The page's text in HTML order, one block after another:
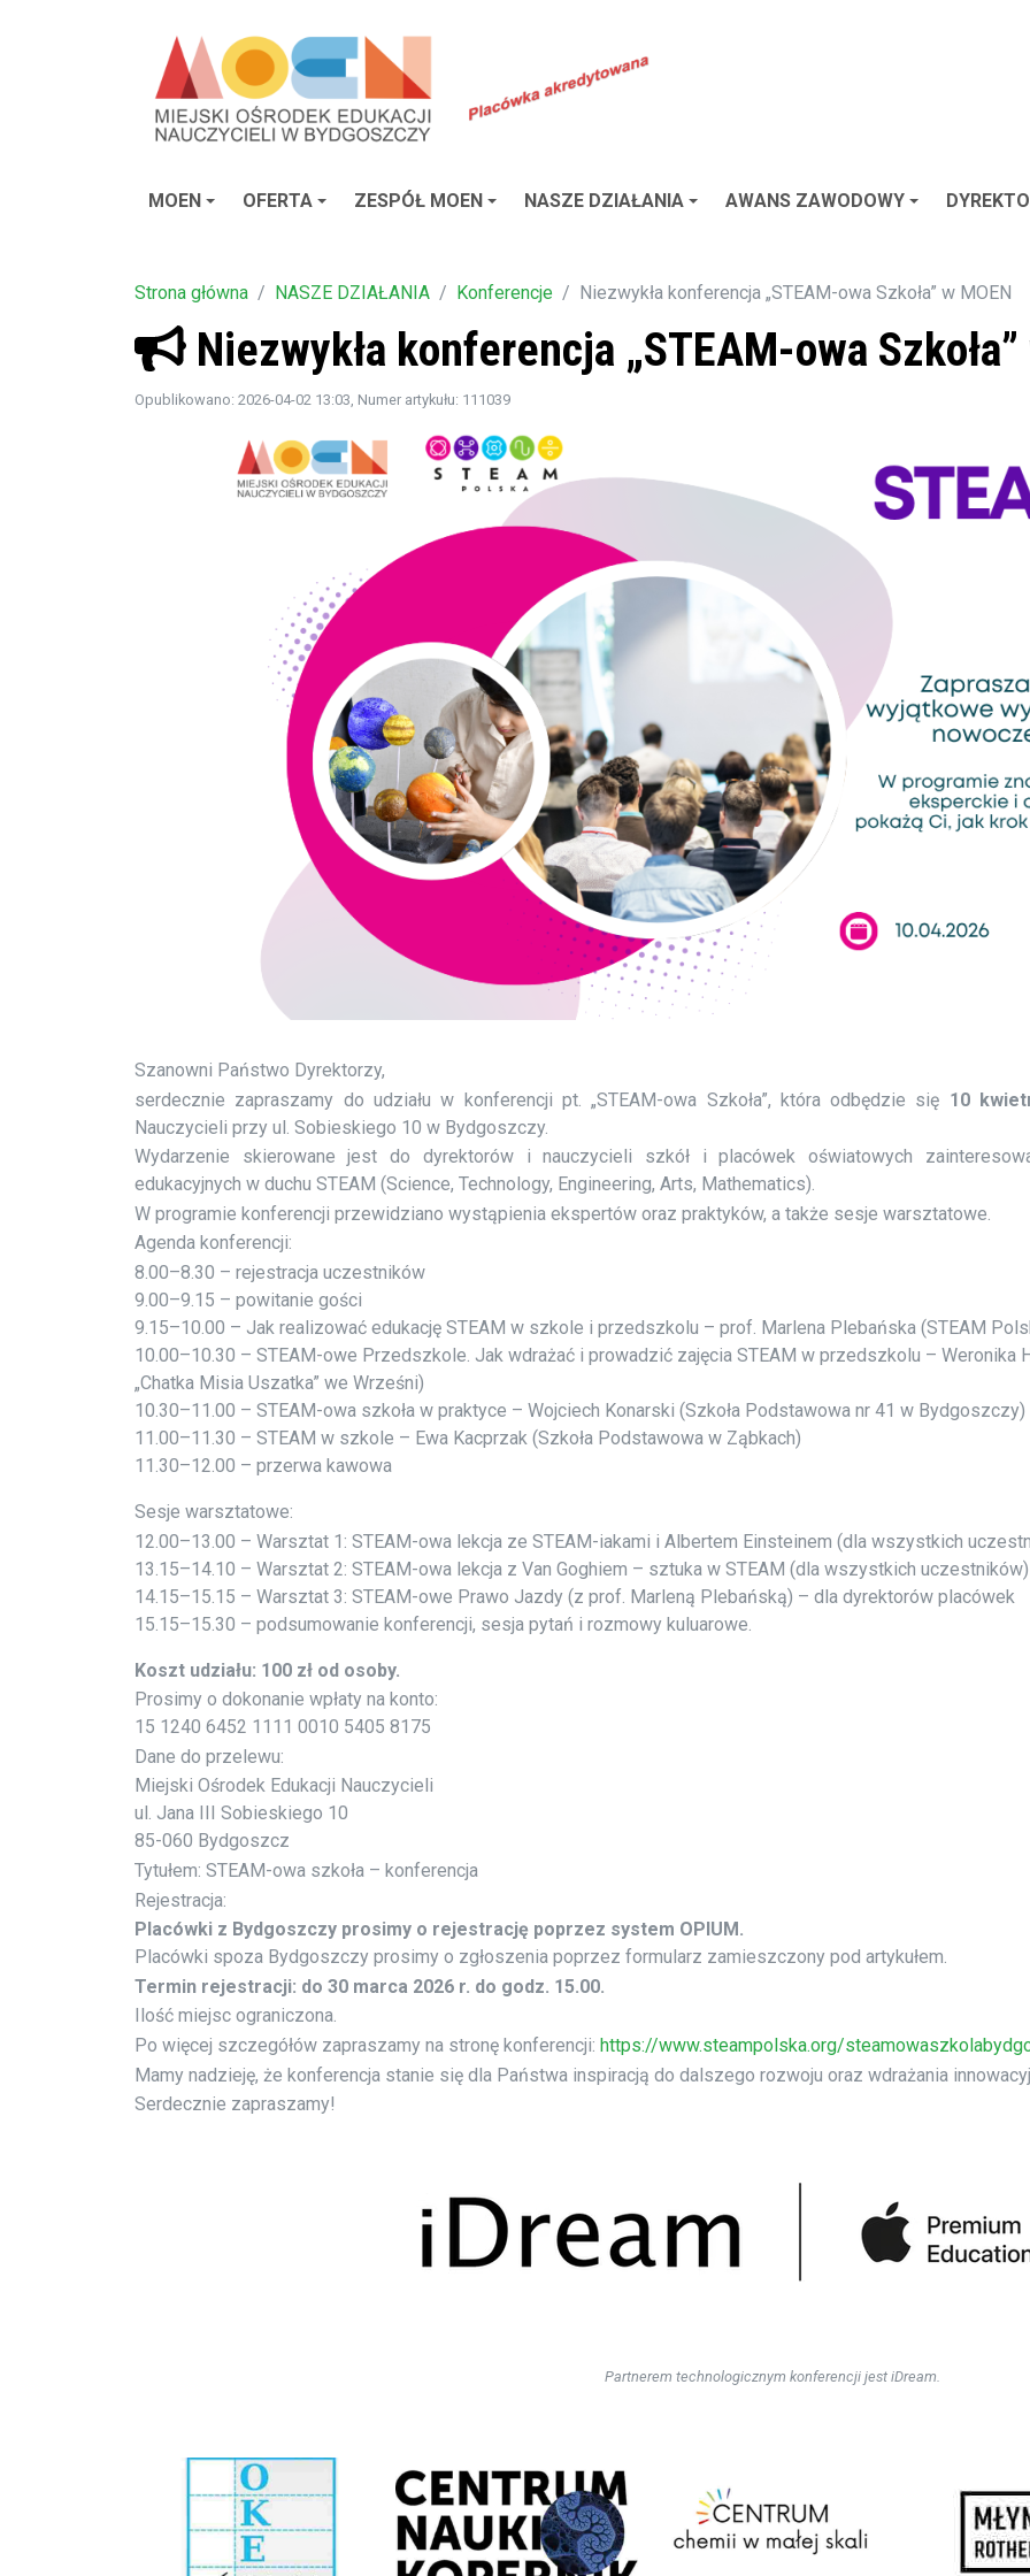
MOEN OFERTA ZESPÓŁ MOEN NASZE DZIAŁANIA AWANS ZAWODOWY
Strona główna NASZE DZIAŁANIA Konferencje Niezwykła konferencja „STEAM-owa Szkoła” w MOEN
Niezwykła konferencja „STEAM-owa Szkoła”
Opublikowano: 2026-04-02 13:03, Numer artykułu: 111039
Szanowni Państwo Dyrektorzy,
serdecznie zapraszamy do udziału w konferencji pt. „STEAM-owa Szkoła”, która odbędzie się 10
Nauczycieli przy ul. Sobieskiego 10 w Bydgoszczy.
Wydarzenie skierowane jest do dyrektorów i nauczycieli szkół i placówek oświatowych
edukacyjnych w duchu STEAM (Science, Technology, Engineering, Arts, Mathematics).
W programie konferencji przewidziano wystąpienia ekspertów oraz praktyków, a także sesje warsztatowe.
Agenda konferencji:
8.00–8.30 – rejestracja uczestników
9.00–9.15 – powitanie gości
9.15–10.00 – Jak realizować edukację STEAM w szkole i przedszkolu – prof. Marlena Plebańska (STEAM
10.00–10.30 – STEAM-owe Przedszkole. Jak wdrażać i prowadzić zajęcia STEAM w przedszkolu –
„Chatka Misia Uszatka” we Wrześni)
10.30–11.00 – STEAM-owa szkoła w praktyce – Wojciech Konarski (Szkoła Podstawowa nr 41 w Bydgoszczy)
11.00–11.30 – STEAM w szkole – Ewa Kacprzak (Szkoła Podstawowa w Ząbkach)
11.30–12.00 – przerwa kawowa
Sesje warsztatowe:
12.00–13.00 – Warsztat 1: STEAM-owa lekcja ze STEAM-iakami i Albertem Einsteinem (dla wszystkich
13.15–14.10 – Warsztat 2: STEAM-owa lekcja z Van Goghiem – sztuka w STEAM (dla wszystkich uczestników)
14.15–15.15 – Warsztat 3: STEAM-owe Prawo Jazdy (z prof. Marleną Plebańską) – dla dyrektorów placówek
15.15–15.30 – podsumowanie konferencji, sesja pytań i rozmowy kuluarowe.
Koszt udziału: 100 zł od osoby.
Prosimy o dokonanie wpłaty na konto:
15 1240 6452 1111 0010 5405 8175
Dane do przelewu:
Miejski Ośrodek Edukacji Nauczycieli
ul. Jana III Sobieskiego 10
85-060 Bydgoszcz
Tytułem: STEAM-owa szkoła – konferencja
Rejestracja:
Placówki z Bydgoszczy prosimy o rejestrację poprzez system OPIUM.
Placówki spoza Bydgoszczy prosimy o zgłoszenia poprzez formularz zamieszczony pod artykułem.
Termin rejestracji: do 30 marca 2026 r. do godz. 15.00.
Ilość miejsc ograniczona.
Po więcej szczegółów zapraszamy na stronę konferencji: https://www.steampolska.org/
Mamy nadzieję, że konferencja stanie się dla Państwa inspiracją do dalszego rozwoju oraz wdrażania
Serdecznie zapraszamy!
Partnerem technologicznym konferencji jest iDream.